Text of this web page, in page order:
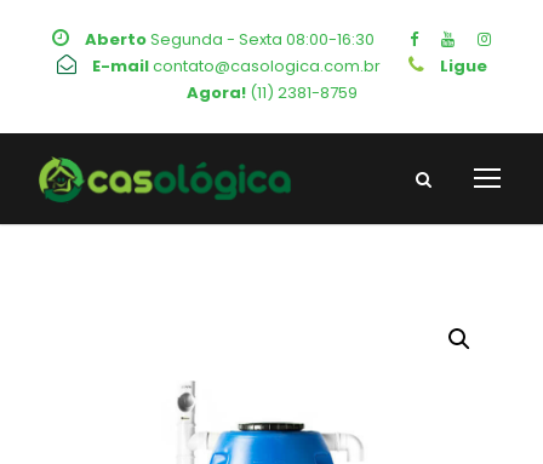
AbertoSegunda - Sexta 08:00-16:30
E-mailcontato@casologica.com.br
Ligue
Agora!(11) 2381-8759